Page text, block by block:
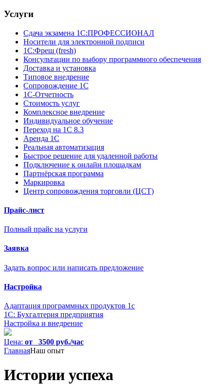
Услуги
Сдача экзамена 1С:ПРОФЕССИОНАЛ
Носители для электронной подписи
1С:Фреш (fresh)
Консультации по выбору программного обеспечения
Доставка и установка
Типовое внедрение
Сопровождение 1С
1С-Отчетность
Стоимость услуг
Комплексное внедрение
Индивидуальное обучение
Переход на 1С 8.3
Аренда 1С
Реальная автоматизация
Быстрое решение для удаленной работы
Подключение к онлайн площадкам
Партнёрская программа
Маркировка
Центр сопровождения торговли (ЦСТ)
Прайс-лист
Полный прайс на услуги
Заявка
Задать вопрос или написать предложение
Настройка
Адаптация программных продуктов 1с
1С: Бухгалтерия предприятия
Настройка и внедрение
Цена: от 3500 руб./час
ГлавнаяНаш опыт
Истории успеха